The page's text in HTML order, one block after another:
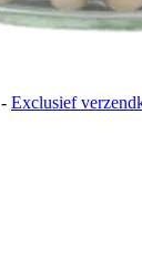
- Exclusief